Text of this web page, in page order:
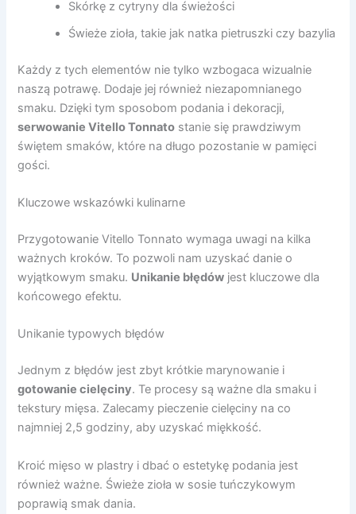
Skórkę z cytryny dla świeżości
Świeże zioła, takie jak natka pietruszki czy bazylia
Każdy z tych elementów nie tylko wzbogaca wizualnie
naszą potrawę. Dodaje jej również niezapomnianego
smaku. Dzięki tym sposobom podania i dekoracji,
serwowanie Vitello Tonnato stanie się prawdziwym
świętem smaków, które na długo pozostanie w pamięci
gości.
Kluczowe wskazówki kulinarne
Przygotowanie Vitello Tonnato wymaga uwagi na kilka
ważnych kroków. To pozwoli nam uzyskać danie o
wyjątkowym smaku. Unikanie błędów jest kluczowe dla
końcowego efektu.
Unikanie typowych błędów
Jednym z błędów jest zbyt krótkie marynowanie i
gotowanie cielęciny. Te procesy są ważne dla smaku i
tekstury mięsa. Zalecamy pieczenie cielęciny na co
najmniej 2,5 godziny, aby uzyskać miękkość.
Kroić mięso w plastry i dbać o estetykę podania jest
również ważne. Świeże zioła w sosie tuńczykowym
poprawią smak dania.